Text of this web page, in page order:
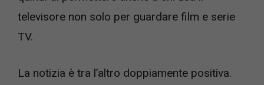
televisore non solo per guardare film e serie
TV.
La notizia è tra l’altro doppiamente positiva.